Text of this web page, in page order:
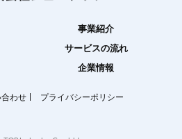
事業紹介
サービスの流れ
企業情報
わせ プライバシーポリシー